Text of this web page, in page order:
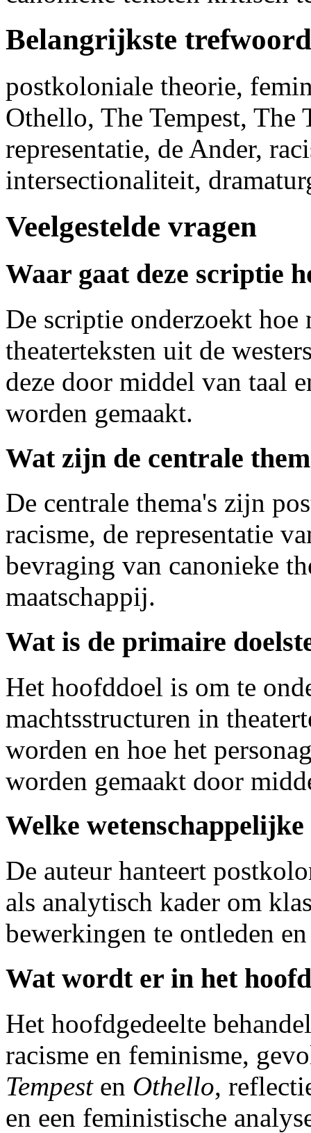
Belangrijkste
postkoloniale theorie,
Othello, The Tempest, The
representatie, de Ander,
intersectionaliteit,
Veelgestelde vragen
Waar gaat deze scriptie
De scriptie onderzoekt hoe
theaterteksten uit de
deze door middel van taal
worden gemaakt.
Wat zijn de centrale
De centrale thema's zijn
racisme, de representatie
bevraging van canonieke
maatschappij.
Wat is de primaire
Het hoofddoel is om te
machtsstructuren in
worden en hoe het
worden gemaakt door
Welke
De auteur hanteert
als analytisch kader om
bewerkingen te ontleden
Wat wordt er in het
Het hoofdgedeelte
racisme en feminisme,
Tempesten Othello,
en een feministische